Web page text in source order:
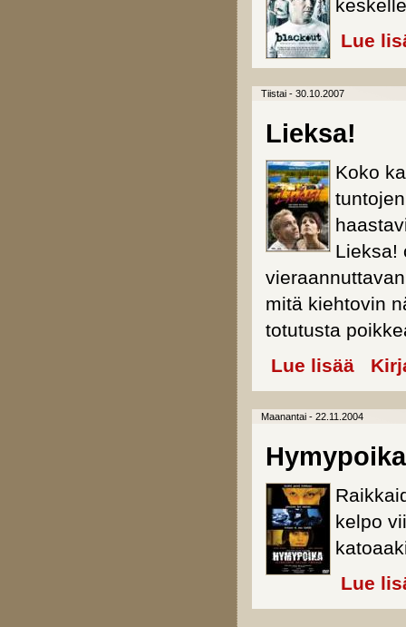
Lue
Tiistai - 30.10.2007
Lieksa!
Koko
Lieksa!
mitä kiehtovin
totutusta
Lue lisää about
Maanantai - 22.11.2004
Hymypoika
kelpo
Lue